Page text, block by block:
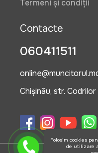
Termeni și condiții
Contacte
060411511
Chișinău, str. Codrilor
Folosim cookies
de utilizare